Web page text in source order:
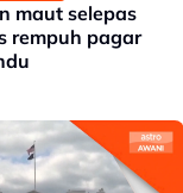
maut selepas
rempuh pagar